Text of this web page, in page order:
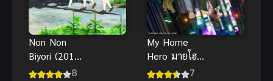
Non Non
Biyori (2013)
สาวใสหัวใจ8
My Home
Hero มายโฮม
ฮีโร่ ภาค 17